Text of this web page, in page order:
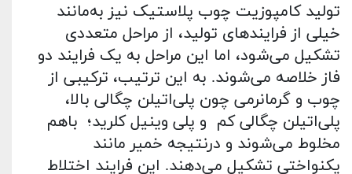
تولید کامپوزیت چوب پلاستیک نیز به‌مانند
خیلی از فرایندهای تولید، از مراحل متعددی
تشکیل می‌شود، اما این مراحل به یک فرایند دو
فاز خلاصه می‌شوند. به ‌این ‌ترتیب، ترکیبی از
چوب و گرمانرمی چون پلی‌اتیلن چگالی بالا،
پلی‌اتیلن چگالی کم و پلی وینیل کلرید؛ باهم
مخلوط می‌شوند و درنتیجه خمیر مانند
یکنواختی تشکیل می‌دهند. این فرایند اختلاط